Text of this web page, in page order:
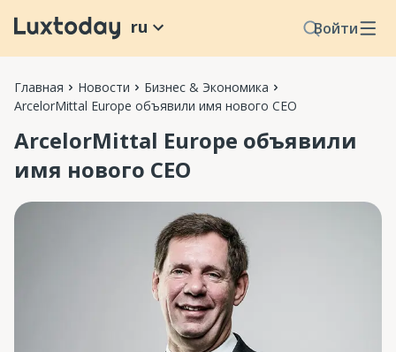
Войти
ru
Главная Новости
Бизнес & Экономика
ArcelorMittal Europe объявили имя нового CEO
ArcelorMittal Europe объявили
имя нового CEO